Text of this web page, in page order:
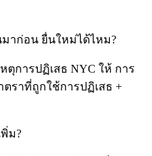
าก่อน ยื่นใหม่ได้ไหม?
ตุการปฏิเสธ NYC ให้ การ
ตราที่ถูกใช้การปฏิเสธ +
พิ่ม?